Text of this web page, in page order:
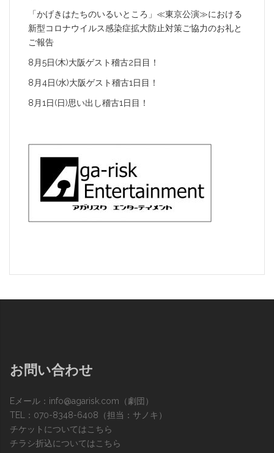
「かげきはたちのいるいところ」≪東京公演≫における
新型コロナウイルス感染症拡大防止対策ご協力のお礼と
ご報告
8月5日(木)大阪ゲスト稽古2日目！
8月4日(水)大阪ゲスト稽古1日目！
8月1日(日)思い出し稽古1日目！
お問い合わせ
Eメール： info@agarisk.com （劇団）
TEL：070-8348-6408（担当：サノキ）
チケットについてはこちら
チラシ折込についてはこちら